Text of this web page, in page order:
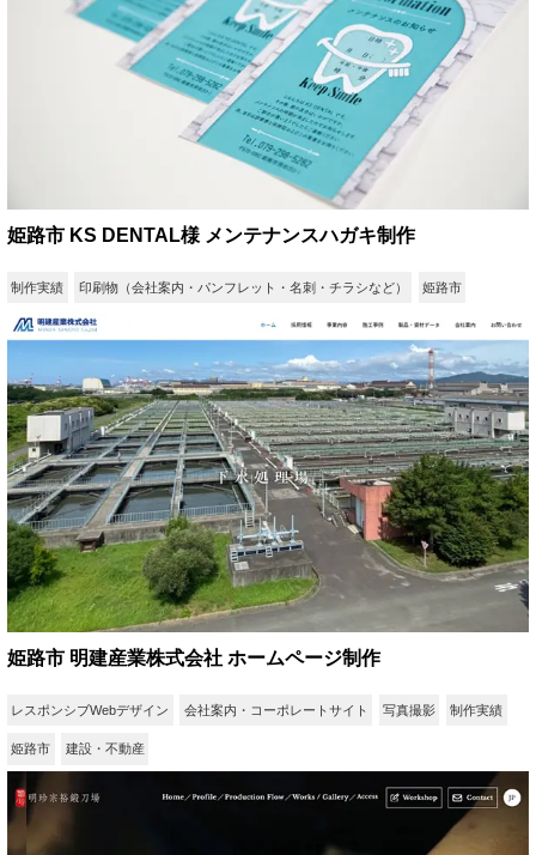
姫路市 KS DENTAL様 メンテナンスハガキ制作
制作実績 印刷物（会社案内・パンフレット・名刺・チラシなど） 姫路市
姫路市 明建産業株式会社 ホームページ制作
レスポンシブWebデザイン 会社案内・コーポレートサイト 写真撮影 制作実績
姫路市 建設・不動産